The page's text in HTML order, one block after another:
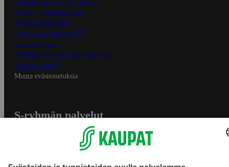
Osuuskauppojen yhteystiedot
Tilaus- ja toimitusehdot
Tietosuojakäytäntö
Palvelun käyttöehdot
Saavutettavuus
Mobiilisovelluksen saavutettavuus
Mainostajalle
Muuta evästeasetuksia
S-ryhmän palvelut